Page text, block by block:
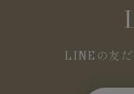
LINEの友